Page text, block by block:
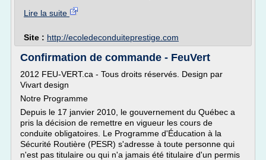
Lire la suite
Site : http://ecoledeconduiteprestige.com
Confirmation de commande - FeuVert
2012 FEU-VERT.ca - Tous droits réservés. Design par
Vivart design
Notre Programme
Depuis le 17 janvier 2010, le gouvernement du Québec a
pris la décision de remettre en vigueur les cours de
conduite obligatoires. Le Programme d'Éducation à la
Sécurité Routière (PESR) s'adresse à toute personne qui
n'est pas titulaire ou qui n'a jamais été titulaire d'un permis